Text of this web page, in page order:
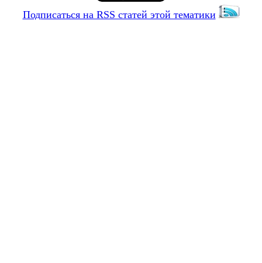
Подписаться на RSS статей этой тематики